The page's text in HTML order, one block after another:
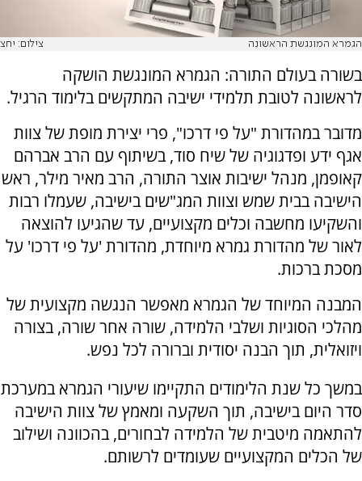
הגמרא המונגשת הראשונה צילום: יחצ
בשורה בעולם התורה: הגמרא המונגשת הושקה
לראשונה לטובת תלמידי ישיבה המתקשים בלימוד הרגיל.
מדובר במהדורת "על פי דרכו", פרי יצירת מופת של צוות
אגף ידע ופדגוגיה של שיח סוד, בשיתוף עם הרב אברהם
קאופמן, מנהל ישיבות אוצר התורה, הרב מאיר מילר, ראש
הישיבה בבית שמש וצוות המג"שים בישיבה, שעמלו רבות
והשקיעו מחשבה וכלים מקצועיים, עד שהגיעו להוצאה
לאור של מהדורת גמרא מיוחדת, מהדורת 'על פי דרכו' על
מסכת ברכות.
המבנה המיוחד של הגמרא מאפשר הנגשה מקצועית של
מהלכי הסוגיות ושלבי הלמידה, שורה אחר שורה, בצורה
ויזואלית, תוך הבנה יסודית וברורה לכל נפש.
במשך כל שנת הלימודים התקיימו שיעורי הגמרא במערכת
סדר היום בישיבה, תוך השקעה ומאמץ של צוות הישיבה
להתאמה מיטבית של הלמידה לבחורים, בהכוונה ושילוב
של הכלים המקצועיים שעומדים לרשותם.